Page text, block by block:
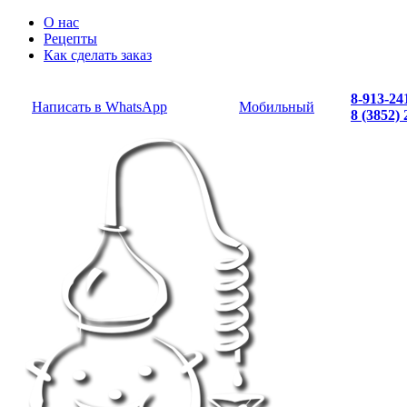
О нас
Рецепты
Как сделать заказ
Написать в WhatsApp Мобильный
8-913-
8 (3852)